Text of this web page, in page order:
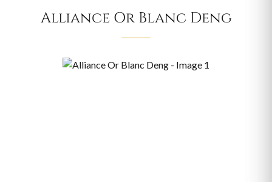
Alliance Or Blanc Deng